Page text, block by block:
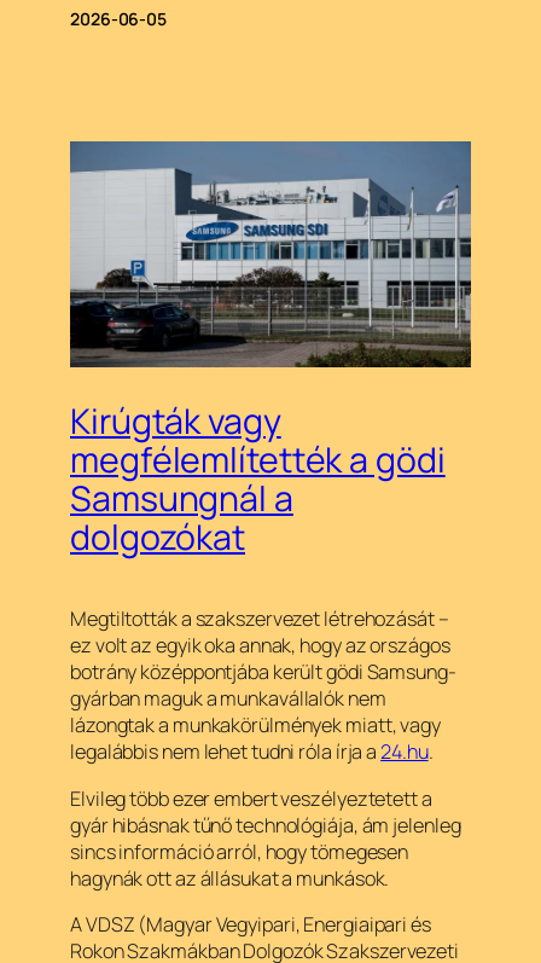
2026-06-05
Kirúgták vagy
megfélemlítették a gödi
Samsungnál a
dolgozókat
Megtiltották a szakszervezet létrehozását –
ez volt az egyik oka annak, hogy az országos
botrány középpontjába került gödi Samsung-
gyárban maguk a munkavállalók nem
lázongtak a munkakörülmények miatt, vagy
legalábbis nem lehet tudni róla írja a24.hu.
Elvileg több ezer embert veszélyeztetett a
gyár hibásnak tűnő technológiája, ám jelenleg
sincs információ arról, hogy tömegesen
hagynák ott az állásukat a munkások.
A VDSZ (Magyar Vegyipari, Energiaipari és
Rokon Szakmákban Dolgozók Szakszervezeti